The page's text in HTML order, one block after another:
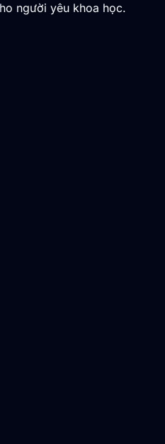
người yêu khoa học.